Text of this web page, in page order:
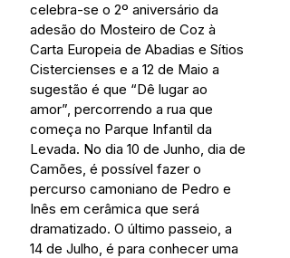
celebra-se o 2º aniversário da
adesão do Mosteiro de Coz à
Carta Europeia de Abadias e Sítios
Cistercienses e a 12 de Maio a
sugestão é que “Dê lugar ao
amor”, percorrendo a rua que
começa no Parque Infantil da
Levada. No dia 10 de Junho, dia de
Camões, é possível fazer o
percurso camoniano de Pedro e
Inês em cerâmica que será
dramatizado. O último passeio, a
14 de Julho, é para conhecer uma